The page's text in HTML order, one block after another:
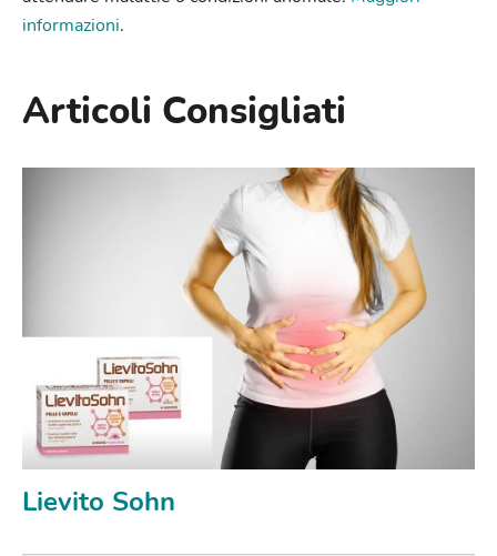
informazioni.
Articoli Consigliati
Lievito Sohn